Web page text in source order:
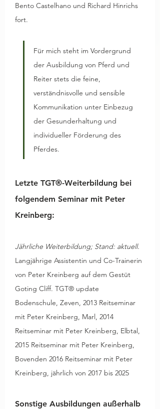
Bento Castelhano und Richard Hinrichs
fort.
Für mich steht im Vordergrund
der Ausbildung von Pferd und
Reiter stets die feine,
verständnisvolle und sensible
Kommunikation unter Einbezug
der Gesunderhaltung und
individueller Förderung des
Pferdes.
Letzte TGT®-Weiterbildung bei
folgendem Seminar mit Peter
Kreinberg:
Jährliche Weiterbildung; Stand: aktuell.
Langjährige Assistentin und Co-Trainerin
von Peter Kreinberg auf dem Gestüt
Goting Cliff. TGT® update
Bodenschule, Zeven, 2013 Reitseminar
mit Peter Kreinberg, Marl, 2014
Reitseminar mit Peter Kreinberg, Elbtal,
2015 Reitseminar mit Peter Kreinberg,
Bovenden 2016 Reitseminar mit Peter
Kreinberg, jährlich von 2017 bis 2025
Sonstige Ausbildungen außerhalb